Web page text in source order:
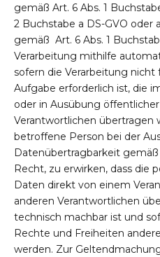
gemäß Art. 6 Abs. 1
2 Buchstabe a DS-GVO oder
gemäß Art. 6 Abs. 1
Verarbeitung mithilfe
sofern die Verarbeitung
Aufgabe erforderlich ist, die
oder in Ausübung
Verantwortlichen übertragen
betroffene Person bei der
Datenübertragbarkeit gemäß
Recht, zu erwirken, dass die
Daten direkt von einem
anderen Verantwortlichen
technisch machbar ist und
Rechte und Freiheiten
werden. Zur